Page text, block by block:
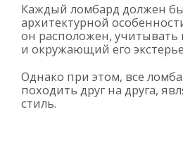
Каждый ломбард должен
архитектурной
он расположен, учитывать
и окружающий его
Однако при этом, все
походить друг на друга,
стиль.